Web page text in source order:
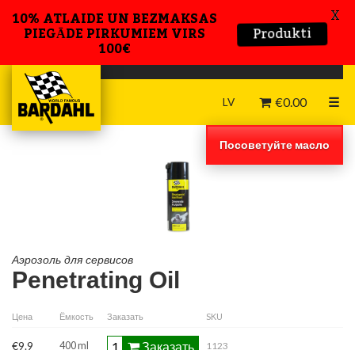
LV
Посоветуйте масло
€0.00 ☰
Aэрозоль для сервисов
Penetrating Oil
Цена Ёмкость Заказать SKU
€9.9 400 ml Заказать 1123
10% ATLAIDE UN BEZMAKSAS
PIEGĀDE PIRKUMIEM VIRS
100€ Produkti
X